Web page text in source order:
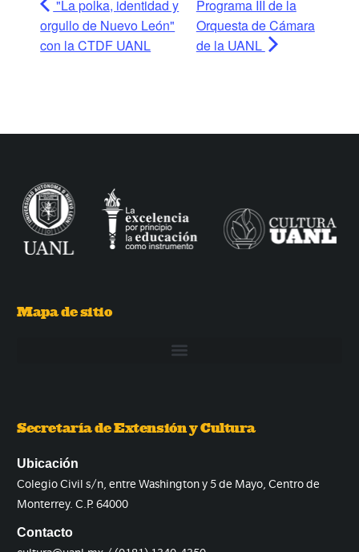
"La polka, identidad y
orgullo de Nuevo León"
con la CTDF UANL
Programa III de la
Orquesta de Cámara
de la UANL
Mapa de sitio
Secretaría de Extensión y Cultura
Ubicación
Colegio Civil s/n, entre Washington y 5 de Mayo, Centro de
Monterrey. C.P. 64000
Contacto